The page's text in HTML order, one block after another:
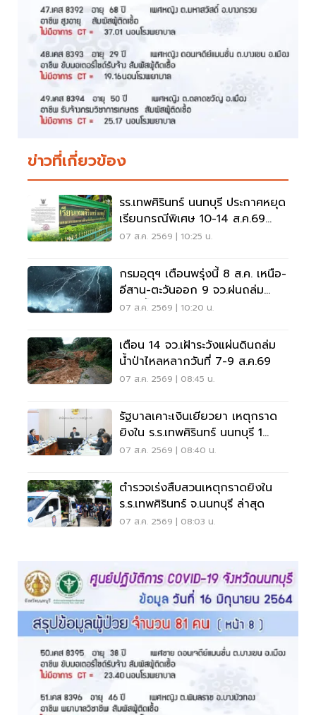
ข่าวที่เกี่ยวข้อง
รร.เทพศิรินทร์ นนทบุรี ประกาศหยุด
เรียนกรณีพิเศษ 10-14 ส.ค.69
หลังเหตุกราดยิง
07 ส.ค. 2569 | 10:25 น.
กรมอุตุฯ เตือนพรุ่งนี้ 8 ส.ค. เหนือ-
อีสาน-ตะวันออก 9 จว.ฝนถล่ม
ระวังน้ำท่วมฉับพลัน
07 ส.ค. 2569 | 10:20 น.
เตือน 14 จว.เฝ้าระวังแผ่นดินถล่ม
น้ำป่าไหลหลากวันที่ 7-9 ส.ค.69
07 ส.ค. 2569 | 08:45 น.
รัฐบาลเคาะเงินเยียวยา เหตุกราด
ยิงใน ร.ร.เทพศิรินทร์ นนทบุรี 1
แสน-1ล้าน
07 ส.ค. 2569 | 08:40 น.
ตำรวจเร่งสืบสวนเหตุกราดยิงใน
ร.ร.เทพศิรินทร์ จ.นนทบุรี ล่าสุด
07 ส.ค. 2569 | 08:03 น.